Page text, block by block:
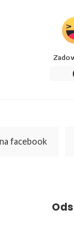
facebook